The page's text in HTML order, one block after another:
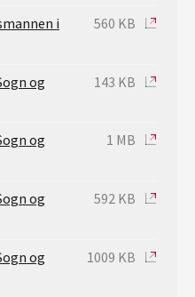
i
560 KB
og
143 KB
og
1 MB
og
592 KB
og
1009 KB